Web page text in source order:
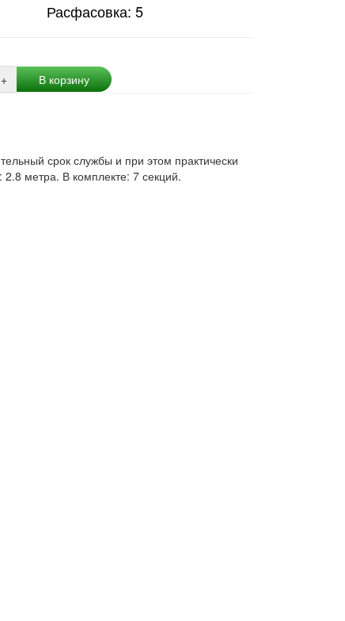
Расфасовка: 5
+ В корзину
срок службы и при этом практически
метра. В комплекте: 7 секций.